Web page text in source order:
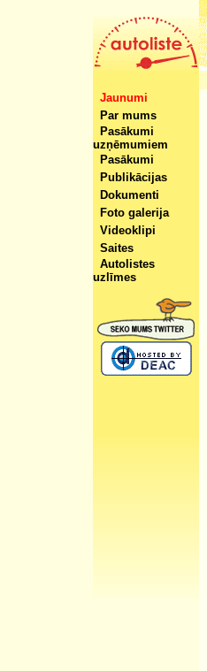
Jaunumi
Par mums
Pasākumi
uzņēmumiem
Pasākumi
Publikācijas
Dokumenti
Foto galerija
Videoklipi
Saites
Autolistes
uzlīmes